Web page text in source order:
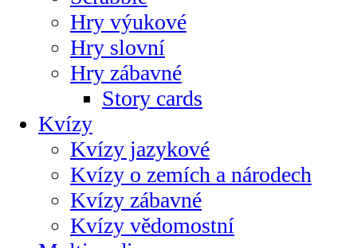
Hry výukové
Hry slovní
Hry zábavné
Story cards
Kvízy
Kvízy jazykové
Kvízy o zemích a národech
Kvízy zábavné
Kvízy vědomostní